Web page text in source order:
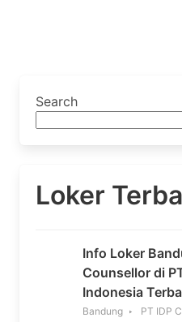
Search
Loker
Info Loker
Counsellor di
Indonesia
Bandung PT IDP